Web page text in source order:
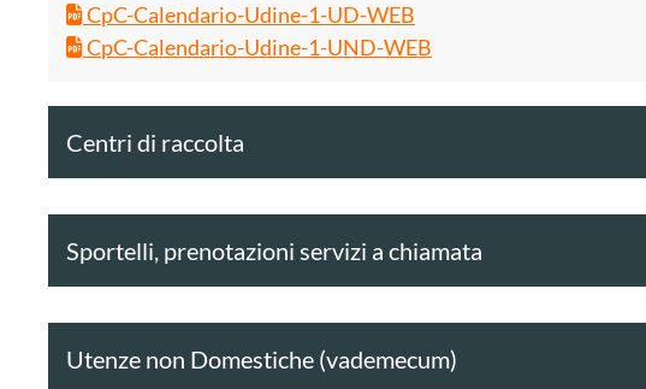
CpC-Calendario-Udine-1-UD-WEB
CpC-Calendario-Udine-1-UND-WEB
Centri di raccolta
Sportelli, prenotazioni servizi a chiamata
Utenze non Domestiche (vademecum)